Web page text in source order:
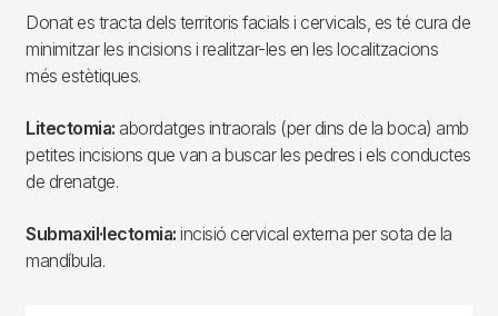
Donat es tracta dels territoris facials i cervicals, es té cura de
minimitzar les incisions i realitzar-les en les localitzacions
més estètiques.
Litectomia: abordatges intraorals (per dins de la boca) amb
petites incisions que van a buscar les pedres i els conductes
de drenatge.
Submaxil·lectomia: incisió cervical externa per sota de la
mandíbula.